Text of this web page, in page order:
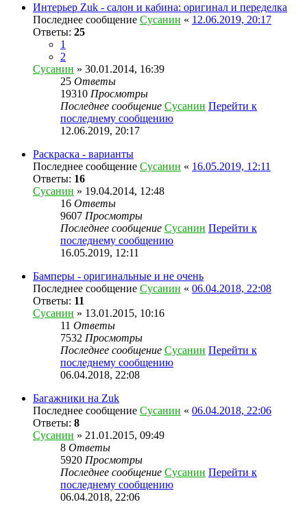
Интерьер Zuk - салон и кабина: оригинал и переделка
Последнее сообщение Сусанин « 12.06.2019, 20:17
Ответы: 25
1
2
Сусанин » 30.01.2014, 16:39
25 Ответы
19310 Просмотры
Последнее сообщение Сусанин Перейти к
последнему сообщению
12.06.2019, 20:17
Раскраска - варианты
Последнее сообщение Сусанин « 16.05.2019, 12:11
Ответы: 16
Сусанин » 19.04.2014, 12:48
16 Ответы
9607 Просмотры
Последнее сообщение Сусанин Перейти к
последнему сообщению
16.05.2019, 12:11
Бамперы - оригинальные и не очень
Последнее сообщение Сусанин « 06.04.2018, 22:08
Ответы: 11
Сусанин » 13.01.2015, 10:16
11 Ответы
7532 Просмотры
Последнее сообщение Сусанин Перейти к
последнему сообщению
06.04.2018, 22:08
Багажники на Zuk
Последнее сообщение Сусанин « 06.04.2018, 22:06
Ответы: 8
Сусанин » 21.01.2015, 09:49
8 Ответы
5920 Просмотры
Последнее сообщение Сусанин Перейти к
последнему сообщению
06.04.2018, 22:06